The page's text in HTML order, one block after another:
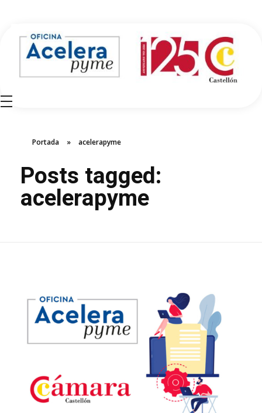
Portada » acelerapyme
Posts tagged:
acelerapyme